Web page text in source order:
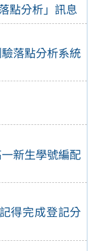
點分析」訊息
落點分析系統
新生學號編配
得完成登記分